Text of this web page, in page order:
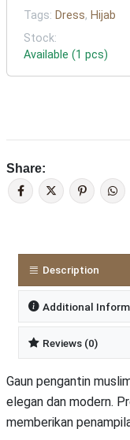
Tags: Dress, Hijab
Stock:
Available (1 pcs)
Share:
Description
Additional
Reviews (0)
Gaun pengantin
elegan dan modern.
memberikan